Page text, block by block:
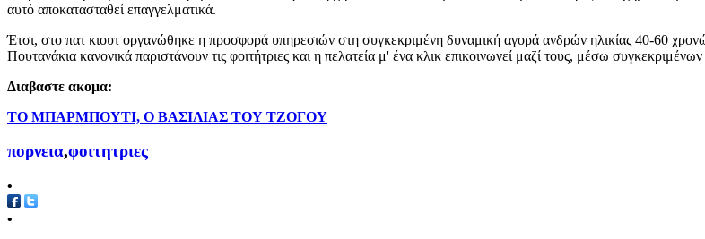
αυτό αποκατασταθεί επαγγελματικά.
Έτσι, στο πατ κιουτ οργανώθηκε η προσφορά υπηρεσιών στη συγκεκριμένη δυναμική αγορά ανδρών ηλικίας 40-60
Πουτανάκια κανονικά παριστάνουν τις φοιτήτριες και η πελατεία μ' ένα κλικ επικοινωνεί μαζί τους, μέσω
Διαβαστε ακομα:
ΤΟ ΜΠΑΡΜΠΟΥΤΙ, Ο ΒΑΣΙΛΙΑΣ ΤΟΥ ΤΖΟΓΟΥ
πορνεια,φοιτητριες
•
•